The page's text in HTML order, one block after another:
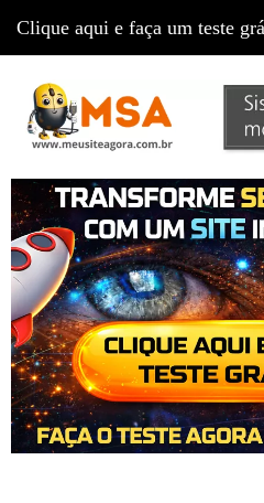
Clique aqui e faça um teste